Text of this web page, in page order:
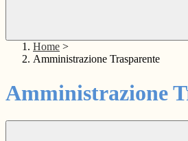
Home >
Amministrazione Trasparente
Amministrazione